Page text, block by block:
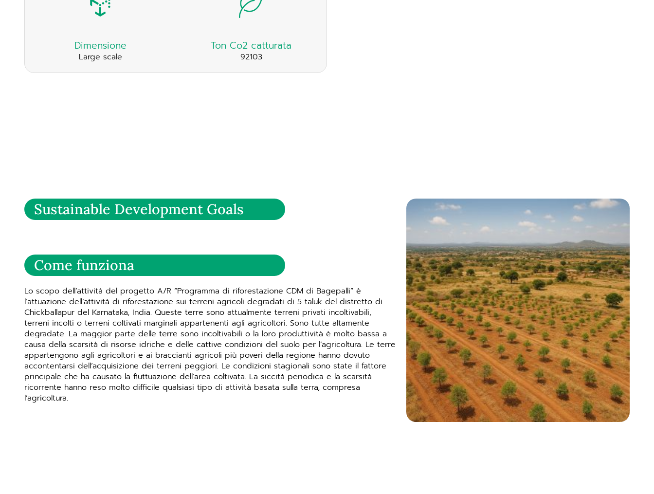
Dimensione
Large scale
Ton Co2 catturata
92103
Sustainable Development Goals
Come funziona
Lo scopo dell’attività del progetto A/R “Programma di riforestazione CDM di Bagepalli” è
l’attuazione dell’attività di riforestazione sui terreni agricoli degradati di 5 taluk del distretto di
Chickballapur del Karnataka, India. Queste terre sono attualmente terreni privati ​​incoltivabili,
terreni incolti o terreni coltivati ​​marginali appartenenti agli agricoltori. Sono tutte altamente
degradate. La maggior parte delle terre sono incoltivabili o la loro produttività è molto bassa a
causa della scarsità di risorse idriche e delle cattive condizioni del suolo per l’agricoltura. Le terre
appartengono agli agricoltori e ai braccianti agricoli più poveri della regione hanno dovuto
accontentarsi dell’acquisizione dei terreni peggiori. Le condizioni stagionali sono state il fattore
principale che ha causato la fluttuazione dell’area coltivata. La siccità periodica e la scarsità
ricorrente hanno reso molto difficile qualsiasi tipo di attività basata sulla terra, compresa
l’agricoltura.